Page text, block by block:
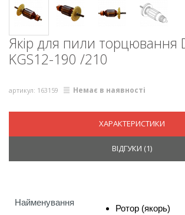
Якір для пили торцювання
KGS12-190 /210
артикул: 163159 Немає в наявності
ХАРАКТЕРИСТИКИ
ВІДГУКИ (1)
Найменування
Ротор (якорь)